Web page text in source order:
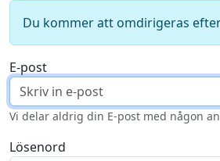
Du kommer att omdirigeras
E-post
Vi delar aldrig din E-post med någon
Lösenord